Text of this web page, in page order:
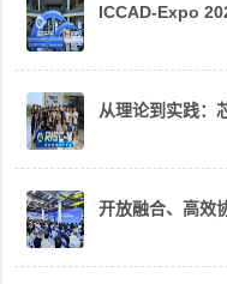
ICCAD-Expo
从理论到实践：
开放融合、高效